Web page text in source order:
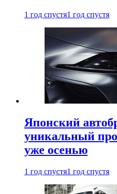
1 год спустя1 год спустя
Японский
уникальный
уже осенью
1 год спустя1 год спустя